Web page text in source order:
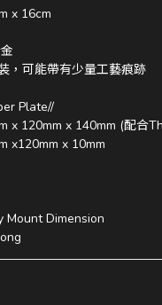
x 16cm
，可能帶有少量工藝痕跡
Plate//
x 120mm x 140mm (配合
x120mm x 10mm
Mount Dimension